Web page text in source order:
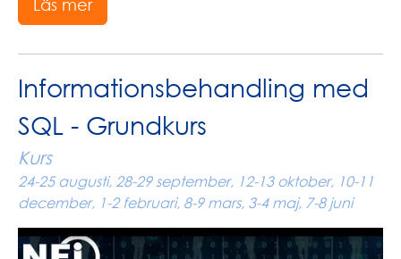
Läs mer
Informationsbehandling med
SQL - Grundkurs
Kurs
24-25 augusti, 28-29 september, 12-13 oktober, 10-11
december, 1-2 februari, 8-9 mars, 3-4 maj, 7-8 juni